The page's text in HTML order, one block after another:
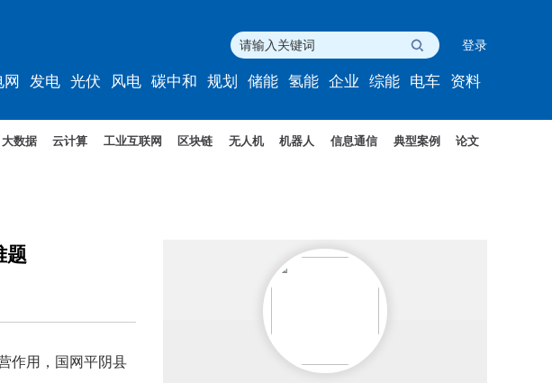
登录
网 发电 光伏 风电 碳中和 规划 储能 氢能 企业 综能 电车 资料
大数据 云计算 工业互联网 区块链 无人机 机器人 信息通信 典型案例 论文
题
作用，国网平阴县